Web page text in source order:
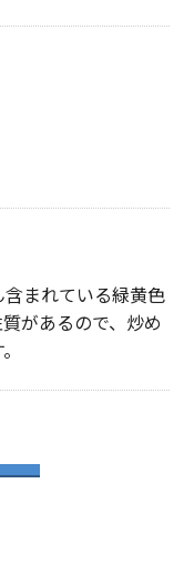
まれている緑黄色
があるので、炒め